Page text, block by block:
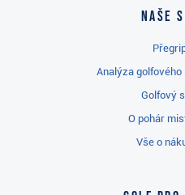
Naše
Analýza golfového
Golfový
O pohár
Vše o